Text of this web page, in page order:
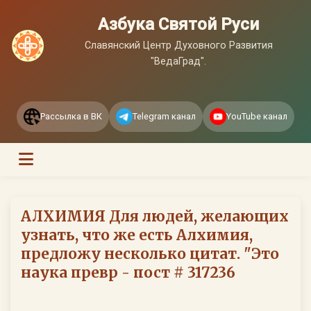
Азбука Святой Руси
Славянский Центр Духовного Развития
"ВедаГрад".
Рассылка в ВК Telegram канал YouTube канал
АЛХИМИЯ Для людей, желающих
узнать, что же есть Алхимия,
предложу несколько цитат. "Это
наука превр - пост # 317236